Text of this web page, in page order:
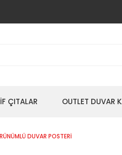
ÇITALAR OUTLET DUVAR
DUVAR POSTERİ